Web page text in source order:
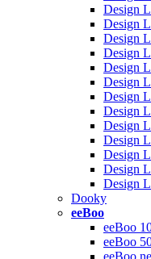
Design
Design
Design
Design
Design
Design
Design
Design
Design
Design
Design
Design
Design
Dooky
eeBoo
eeBoo
eeBoo
eeBoo